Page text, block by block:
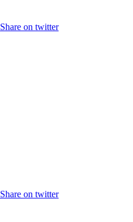
Share on twitter
Share on twitter